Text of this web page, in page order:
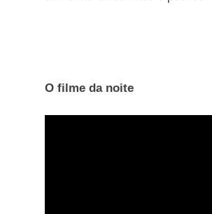
O filme da noite